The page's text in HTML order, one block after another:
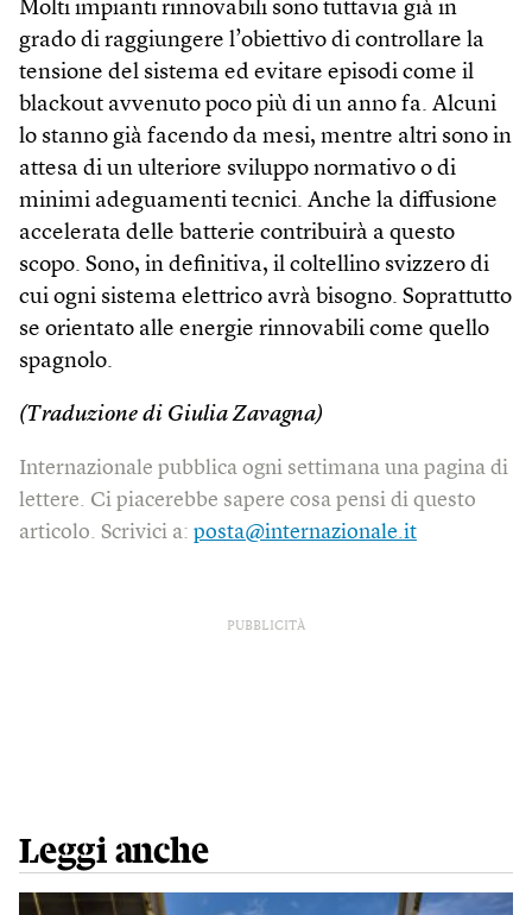
Molti impianti rinnovabili sono tuttavia già in
grado di raggiungere l’obiettivo di controllare la
tensione del sistema ed evitare episodi come il
blackout avvenuto poco più di un anno fa. Alcuni
lo stanno già facendo da mesi, mentre altri sono in
attesa di un ulteriore sviluppo normativo o di
minimi adeguamenti tecnici. Anche la diffusione
accelerata delle batterie contribuirà a questo
scopo. Sono, in definitiva, il coltellino svizzero di
cui ogni sistema elettrico avrà bisogno. Soprattutto
se orientato alle energie rinnovabili come quello
spagnolo.
(Traduzione di Giulia Zavagna)
Internazionale pubblica ogni settimana una pagina di
lettere. Ci piacerebbe sapere cosa pensi di questo
articolo. Scrivici a: posta@internazionale.it
PUBBLICITÀ
Leggi anche